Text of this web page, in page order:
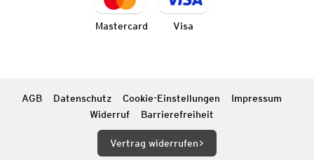
Mastercard Visa
AGB Datenschutz Cookie-Einstellungen
Impressum
Widerruf
Barrierefreiheit
Vertrag widerrufen